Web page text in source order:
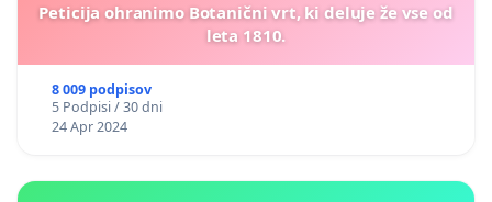
Peticija ohranimo Botanični vrt, ki deluje že vse od
leta 1810.
8 009 podpisov
5 Podpisi / 30 dni
24 Apr 2024